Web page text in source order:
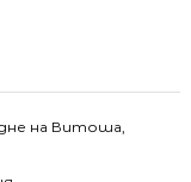
на Витоша,